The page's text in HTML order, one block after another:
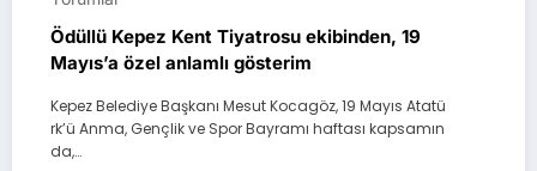
Ödüllü Kepez Kent Tiyatrosu ekibinden, 19
Mayıs’a özel anlamlı gösterim
Kepez Belediye Başkanı Mesut Kocagöz, 19 Mayıs Atatü
rk’ü Anma, Gençlik ve Spor Bayramı haftası kapsamın
da,…